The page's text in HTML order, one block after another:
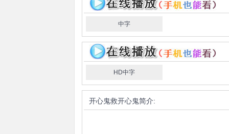
莫利纳 丹尼尔·格劳 西尔
阿尔巴·里博
Reyero Blanca Star
OliveraAina Roselló
Avtaev Manuel
杨皓宇 翟子路 于洋 费启
阳 徐浩伦 谭湘文 唐香玉 蕾
中字
HD中字
开心鬼救开心鬼简介: